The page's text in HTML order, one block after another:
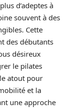
d’adeptes à
souvent à des
Cette
des débutants
désireux
le pilates
atout pour
et la
une approche